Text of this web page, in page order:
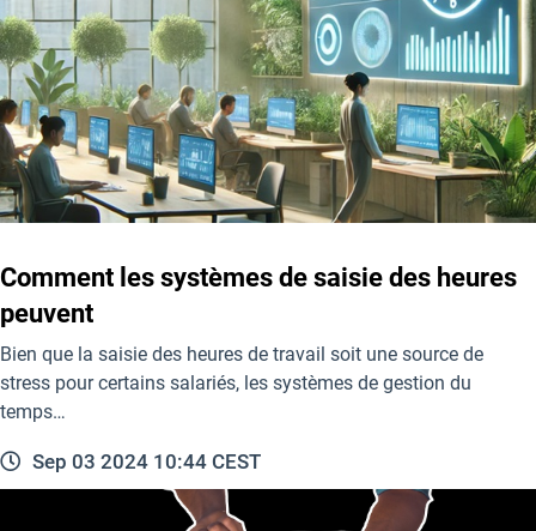
Comment les systèmes de saisie des heures
peuvent
Bien que la saisie des heures de travail soit une source de
stress pour certains salariés, les systèmes de gestion du
temps…
Sep 03 2024 10:44 CEST